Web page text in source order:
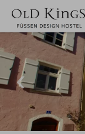
Hostel
Zimmer